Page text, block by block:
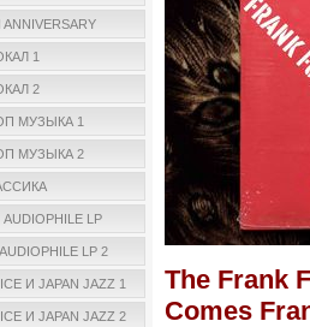
1
2
МУЗЫКА 1
МУЗЫКА 2
LP
LP 2
И JAPAN JAZZ 1
И JAPAN JAZZ 2
The Frank
Comes